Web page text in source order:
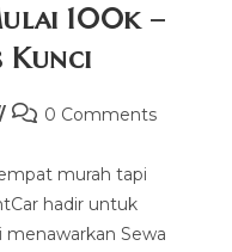
100k –
Kunci
Post0 Comments
murah tapi
hadir untuk
Sewa